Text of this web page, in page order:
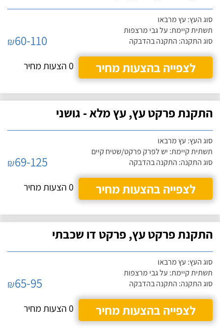
סוג העץ: עץ מרבאו
תשתית קיימת: על גבי מרצפות
סוג התקנה: התקנה בהדבקה
₪60-110
לצפייה בהצעות מחיר
0 הצעות מחיר
התקנת פרקט עץ, עץ מלא - גושני
סוג העץ: עץ מרבאו
תשתית קיימת: יש לפרק פרקט/שטיח קיים
סוג התקנה: התקנה בהדבקה
₪69-125
לצפייה בהצעות מחיר
0 הצעות מחיר
התקנת פרקט עץ, פרקט דו שכבתי
סוג העץ: עץ מרבאו
תשתית קיימת: על גבי מרצפות
סוג התקנה: התקנה בהדבקה
₪65-95
לצפייה בהצעות מחיר
0 הצעות מחיר